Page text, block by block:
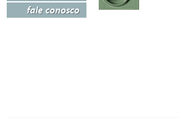
fale conosco